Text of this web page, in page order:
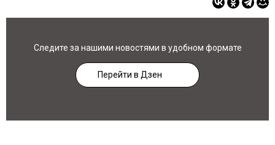
Следите за нашими новостями в удобном формате
Перейти в Дзен